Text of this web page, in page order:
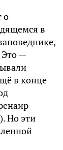
о
в
Это —
в конце
Но эти